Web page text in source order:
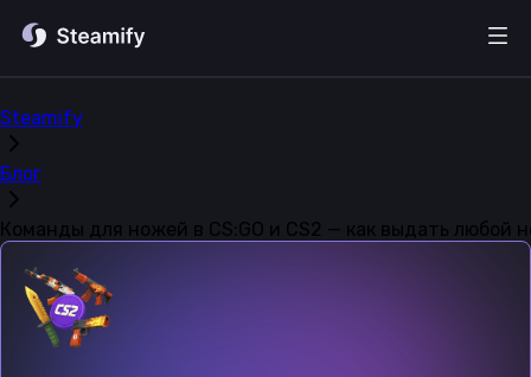
Steamify
Блог
Команды для ножей в CS:GO и CS2 — как выдать любой